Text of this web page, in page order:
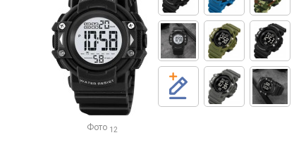
Фото 12